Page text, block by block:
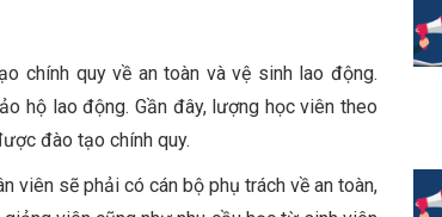
chính quy về an toàn và vệ sinh lao động.
hộ lao động. Gần đây, lượng học viên theo
đào tạo chính quy.
viên sẽ phải có cán bộ phụ trách về an toàn,